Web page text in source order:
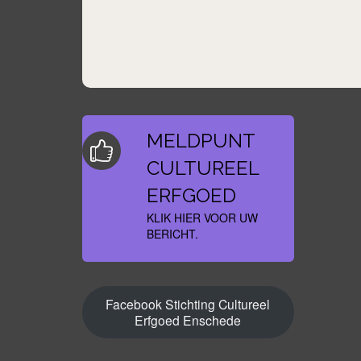
MELDPUNT
CULTUREEL
ERFGOED
KLIK HIER VOOR UW
BERICHT.
Facebook Stichting Cultureel
Erfgoed Enschede